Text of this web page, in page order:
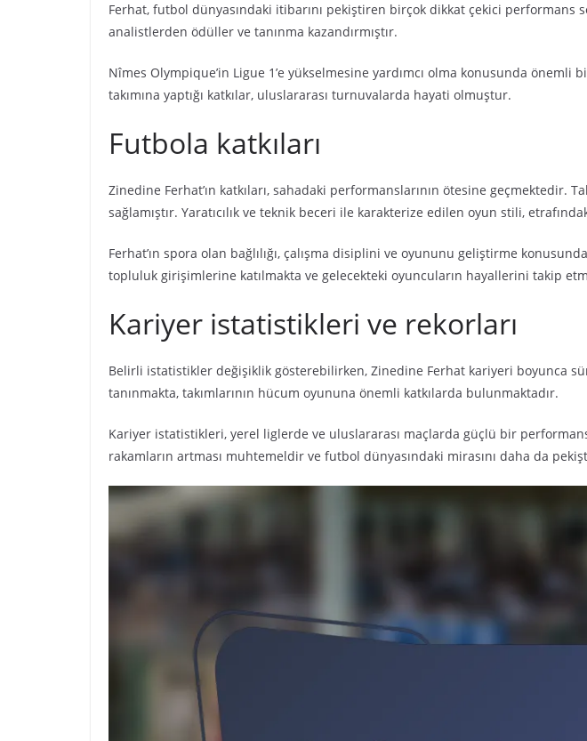
Ferhat, futbol dünyasındaki itibarını pekiştiren birçok dikkat çekici
analistlerden ödüller ve tanınma kazandırmıştır.
Nîmes Olympique’in Ligue 1’e yükselmesine yardımcı olma konusunda
takımına yaptığı katkılar, uluslararası turnuvalarda hayati olmuştur.
Futbola katkıları
Zinedine Ferhat’ın katkıları, sahadaki performanslarının ötesine
sağlamıştır. Yaratıcılık ve teknik beceri ile karakterize edilen oyun stili,
Ferhat’ın spora olan bağlılığı, çalışma disiplini ve oyununu geliştirme
topluluk girişimlerine katılmakta ve gelecekteki oyuncuların hayallerini takip
Kariyer istatistikleri ve rekorları
Belirli istatistikler değişiklik gösterebilirken, Zinedine Ferhat kariyeri boyunca
tanınmakta, takımlarının hücum oyununa önemli katkılarda bulunmaktadır.
Kariyer istatistikleri, yerel liglerde ve uluslararası maçlarda güçlü bir
rakamların artması muhtemeldir ve futbol dünyasındaki mirasını daha da